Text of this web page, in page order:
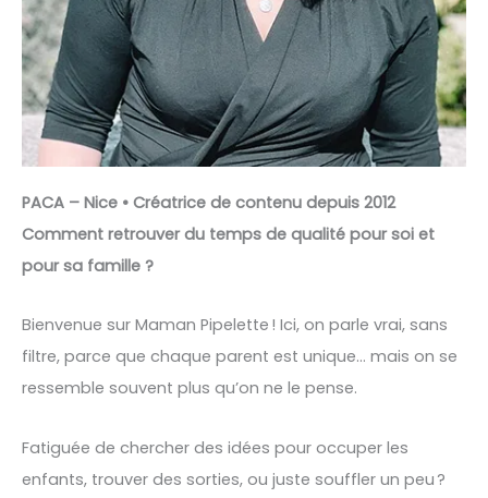
PACA – Nice • Créatrice de contenu depuis 2012
Comment retrouver du temps de qualité pour soi et
pour sa famille ?
Bienvenue sur Maman Pipelette ! Ici, on parle vrai, sans
filtre, parce que chaque parent est unique… mais on se
ressemble souvent plus qu’on ne le pense.
Fatiguée de chercher des idées pour occuper les
enfants, trouver des sorties, ou juste souffler un peu ?